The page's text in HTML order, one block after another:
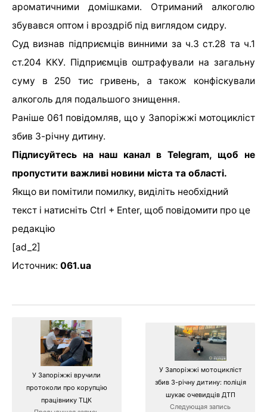
ароматичними домішками. Отриманий алкоголю
збувався оптом і вроздріб під виглядом сидру.
Суд визнав підприємців винними за ч.3 ст.28 та ч.1
ст.204 ККУ. Підприємців оштрафували на загальну
суму в 250 тис гривень, а також конфіскували
алкоголь для подальшого знищення.
Раніше 061 повідомляв, що у Запоріжжі мотоцикліст
збив 3-річну дитину.
Підписуйтесь на наш канал в Telegram, щоб не
пропустити важливі новини міста та області.
Якщо ви помітили помилку, виділіть необхідний
текст і натисніть Ctrl + Enter, щоб повідомити про це
редакцію
[ad_2]
Источник: 061.ua
У Запоріжжі вручили
протоколи про корупцію
працівнику ТЦК
У Запоріжжі мотоцикліст
збив 3-річну дитину: поліція
шукає очевидців ДТП
Следующая запись